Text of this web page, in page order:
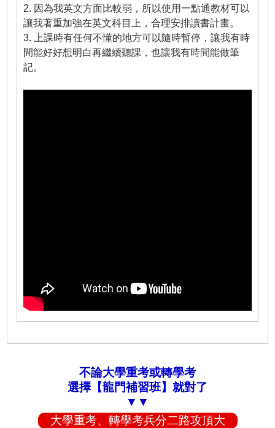
2. 因為我英文方面比較弱，所以使用一點通教材可以
讓我著重加強在英文科目上，合理安排讀書計畫。
3. 上課時有任何不懂的地方可以隨時暫停，讓我有時
間能好好想明白再繼續聽課，也讓我有時間能做筆
記。
不論大學重考或轉學考
選擇【龍門補習班】就對了
▼▼
大學重考、轉學考兵分二路攻頂大